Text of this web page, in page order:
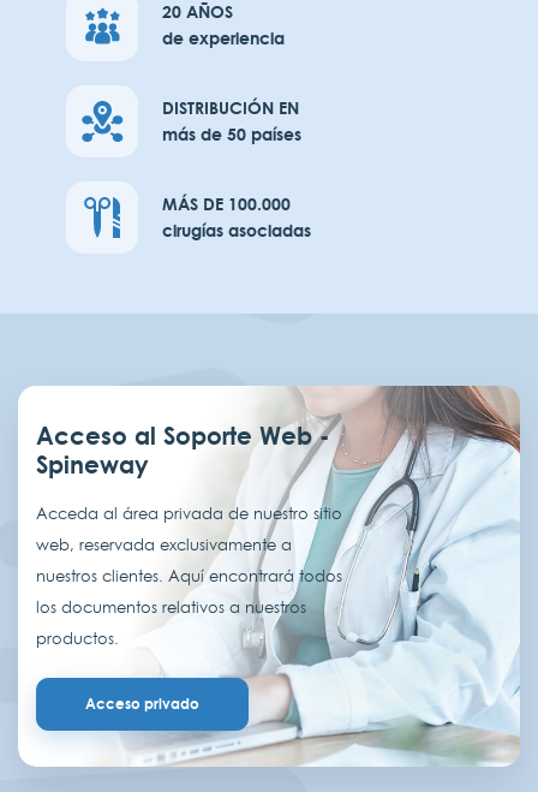
20 AÑOS
de experiencia
DISTRIBUCIÓN EN
más de 50 países
MÁS DE 100.000
cirugías asociadas
Acceso al Soporte Web -
Spineway
Acceda al área privada de nuestro sitio
web, reservada exclusivamente a
nuestros clientes. Aquí encontrará todos
los documentos relativos a nuestros
productos.
Acceso privado